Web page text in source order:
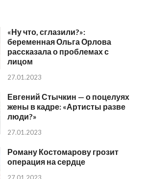
«Ну что, сглазили?»:
беременная Ольга Орлова
рассказала о проблемах с
лицом
27.01.2023
Евгений Стычкин — о поцелуях
жены в кадре: «Артисты разве
люди?»
27.01.2023
Роману Костомарову грозит
операция на сердце